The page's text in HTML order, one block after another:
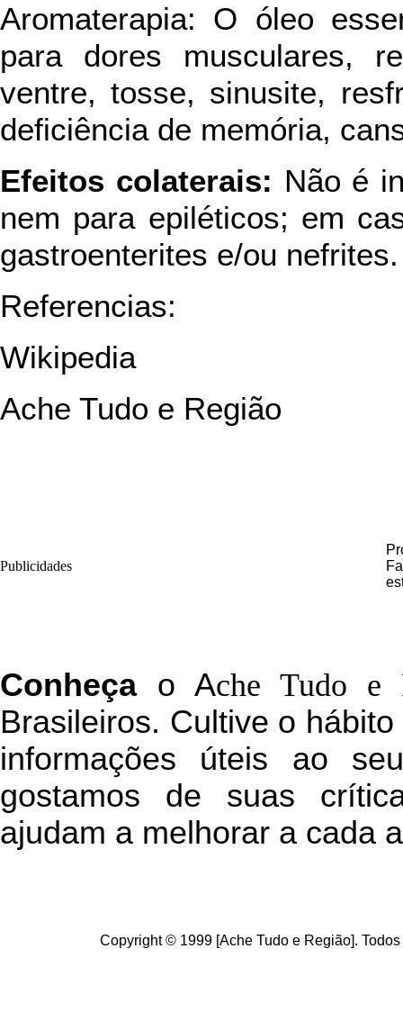
Aromaterapia: O óleo
para dores musculares,
ventre, tosse, sinusite,
deficiência de memória,
Efeitos colaterais: Não é
nem para epiléticos; em
gastroenterites e/ou nefrites.
Referencias:
Wikipedia
Ache Tudo e Região
Publicidades
Conheçao Ache Tudo e
Brasileiros. Cultive o
informações úteis ao
gostamos de suas
ajudam a melhorar a cada
Copyright © 1999 [Ache Tudo e Região].